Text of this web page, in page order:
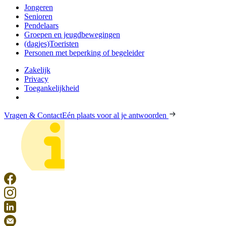
Jongeren
Senioren
Pendelaars
Groepen en jeugdbewegingen
(dagjes)Toeristen
Personen met beperking of begeleider
Zakelijk
Privacy
Toegankelijkheid
Vragen & ContactEén plaats voor al je antwoorden